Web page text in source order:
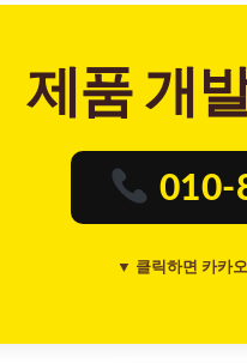
제품 개
010-
▼ 클릭하면 카카